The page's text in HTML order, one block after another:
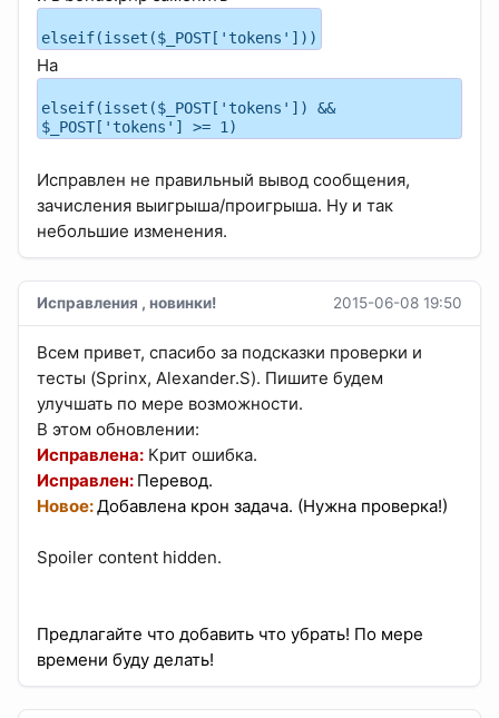
elseif(isset($_POST['tokens']))
На
elseif(isset($_POST['tokens']) &&
$_POST['tokens'] >= 1)
Исправлен не правильный вывод сообщения,
зачисления выигрыша/проигрыша. Ну и так
небольшие изменения.
Исправления , новинки! 2015-06-08 19:50
Всем привет, спасибо за подсказки проверки и
тесты (Sprinx, Alexander.S). Пишите будем
улучшать по мере возможности.
В этом обновлении:
Исправлена: Крит ошибка.
Исправлен: Перевод.
Новое:Добавлена крон задача. (Нужна проверка!)
Spoiler content hidden.
Предлагайте что добавить что убрать! По мере
времени буду делать!